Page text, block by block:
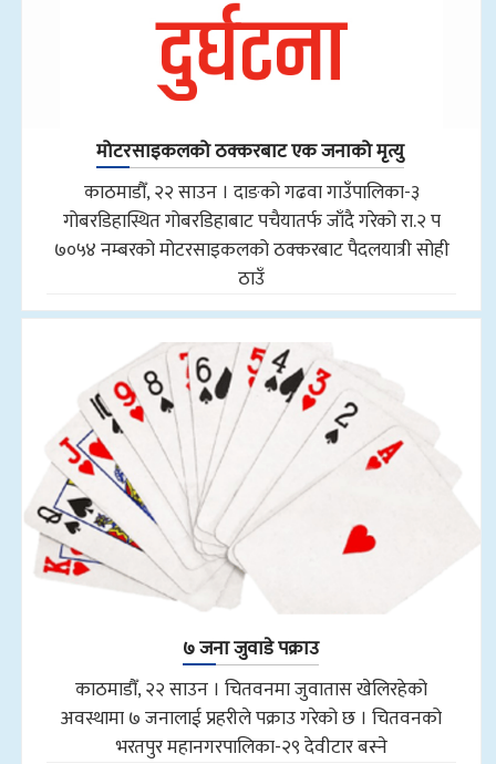
मोटरसाइकलको ठक्करबाट एक जनाको मृत्यु
काठमाडौँ, २२ साउन । दाङको गढवा गाउँपालिका-३
गोबरडिहास्थित गोबरडिहाबाट पचैयातर्फ जाँदै गरेको रा.२ प
७०५४ नम्बरको मोटरसाइकलको ठक्करबाट पैदलयात्री सोही
ठाउँ
७ जना जुवाडे पक्राउ
काठमाडौँ, २२ साउन । चितवनमा जुवातास खेलिरहेको
अवस्थामा ७ जनालाई प्रहरीले पक्राउ गरेको छ । चितवनको
भरतपुर महानगरपालिका-२९ देवीटार बस्ने